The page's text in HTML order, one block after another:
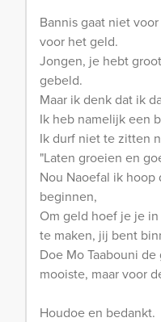
Bannis gaat niet
voor het geld.
Jongen, je hebt
gebeld.
Maar ik denk dat ik
Ik heb namelijk een
Ik durf niet te zitten
"Laten groeien en
Nou Naoefal ik hoop
beginnen,
Om geld hoef je je
te maken, jij bent
Doe Mo Taabouni
mooiste, maar voor
Houdoe en bedankt.